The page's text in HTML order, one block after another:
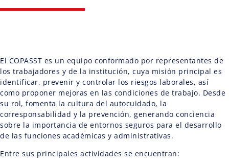
El COPASST es un equipo conformado por representantes de
los trabajadores y de la institución, cuya misión principal es
identificar, prevenir y controlar los riesgos laborales, así
como proponer mejoras en las condiciones de trabajo. Desde
su rol, fomenta la cultura del autocuidado, la
corresponsabilidad y la prevención, generando conciencia
sobre la importancia de entornos seguros para el desarrollo
de las funciones académicas y administrativas.
Entre sus principales actividades se encuentran: